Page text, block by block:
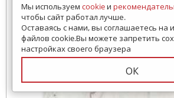
Мы используем cookieи
чтобы сайт работал лучше.
Оставаясь с нами, вы соглашаетесь на
файлов cookie.Вы можете запретить
настройках своего браузера
ОК